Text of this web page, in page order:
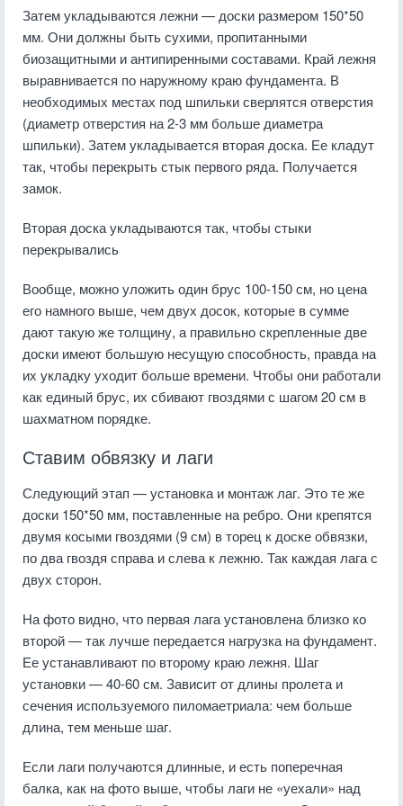
Затем укладываются лежни — доски размером 150*50
мм. Они должны быть сухими, пропитанными
биозащитными и антипиренными составами. Край лежня
выравнивается по наружному краю фундамента. В
необходимых местах под шпильки сверлятся отверстия
(диаметр отверстия на 2-3 мм больше диаметра
шпильки). Затем укладывается вторая доска. Ее кладут
так, чтобы перекрыть стык первого ряда. Получается
замок.
Вторая доска укладываются так, чтобы стыки
перекрывались
Вообще, можно уложить один брус 100-150 см, но цена
его намного выше, чем двух досок, которые в сумме
дают такую же толщину, а правильно скрепленные две
доски имеют большую несущую способность, правда на
их укладку уходит больше времени. Чтобы они работали
как единый брус, их сбивают гвоздями с шагом 20 см в
шахматном порядке.
Ставим обвязку и лаги
Следующий этап — установка и монтаж лаг. Это те же
доски 150*50 мм, поставленные на ребро. Они крепятся
двумя косыми гвоздями (9 см) в торец к доске обвязки,
по два гвоздя справа и слева к лежню. Так каждая лага с
двух сторон.
На фото видно, что первая лага установлена близко ко
второй — так лучше передается нагрузка на фундамент.
Ее устанавливают по второму краю лежня. Шаг
установки — 40-60 см. Зависит от длины пролета и
сечения используемого пиломаетриала: чем больше
длина, тем меньше шаг.
Если лаги получаются длинные, и есть поперечная
балка, как на фото выше, чтобы лаги не «уехали» над